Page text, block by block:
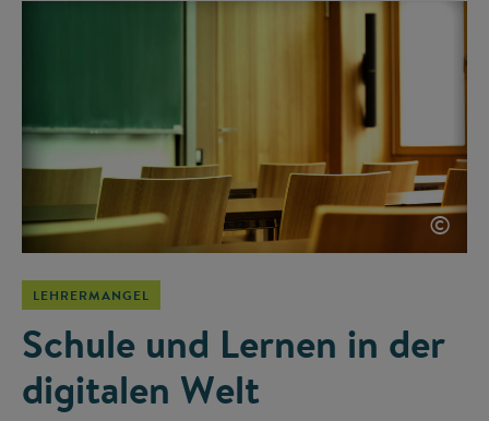
©
LEHRERMANGEL
Schule und Lernen in der
digitalen Welt